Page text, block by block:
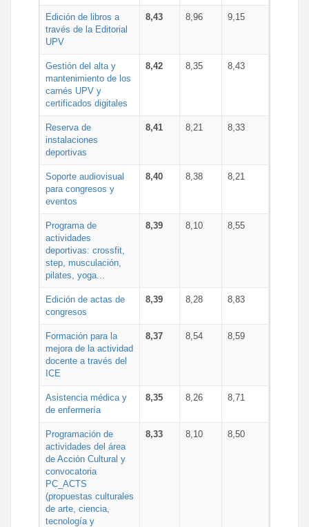
Edición de libros a
través de la Editorial
UPV
8,43 8,96 9,15
Gestión del alta y
mantenimiento de los
carnés UPV y
certificados digitales
8,42 8,35 8,43
Reserva de
instalaciones
deportivas
8,41 8,21 8,33
Soporte audiovisual
para congresos y
eventos
8,40 8,38 8,21
Programa de
actividades
deportivas: crossfit,
step, musculación,
pilates, yoga...
8,39 8,10 8,55
Edición de actas de
congresos
8,39 8,28 8,83
Formación para la
mejora de la actividad
docente a través del
ICE
8,37 8,54 8,59
Asistencia médica y
de enfermería
8,35 8,26 8,71
Programación de
actividades del área
de Acción Cultural y
convocatoria
PC_ACTS
(propuestas culturales
de arte, ciencia,
tecnología y
8,33 8,10 8,50